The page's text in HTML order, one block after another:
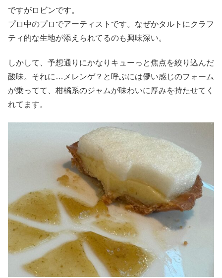
ですがロビンです。
プロ中のプロでアーティストです。なぜかタルトにクラフ
ティ的な生地が添えられてるのも興味深い。
しかして、予想通りにかなりキューっと焦点を絞り込んだ
酸味。それに…メレンゲ？と呼ぶには儚い感じのフォーム
が乗ってて、柑橘系のジャムが味わいに厚みを持たせてく
れてます。